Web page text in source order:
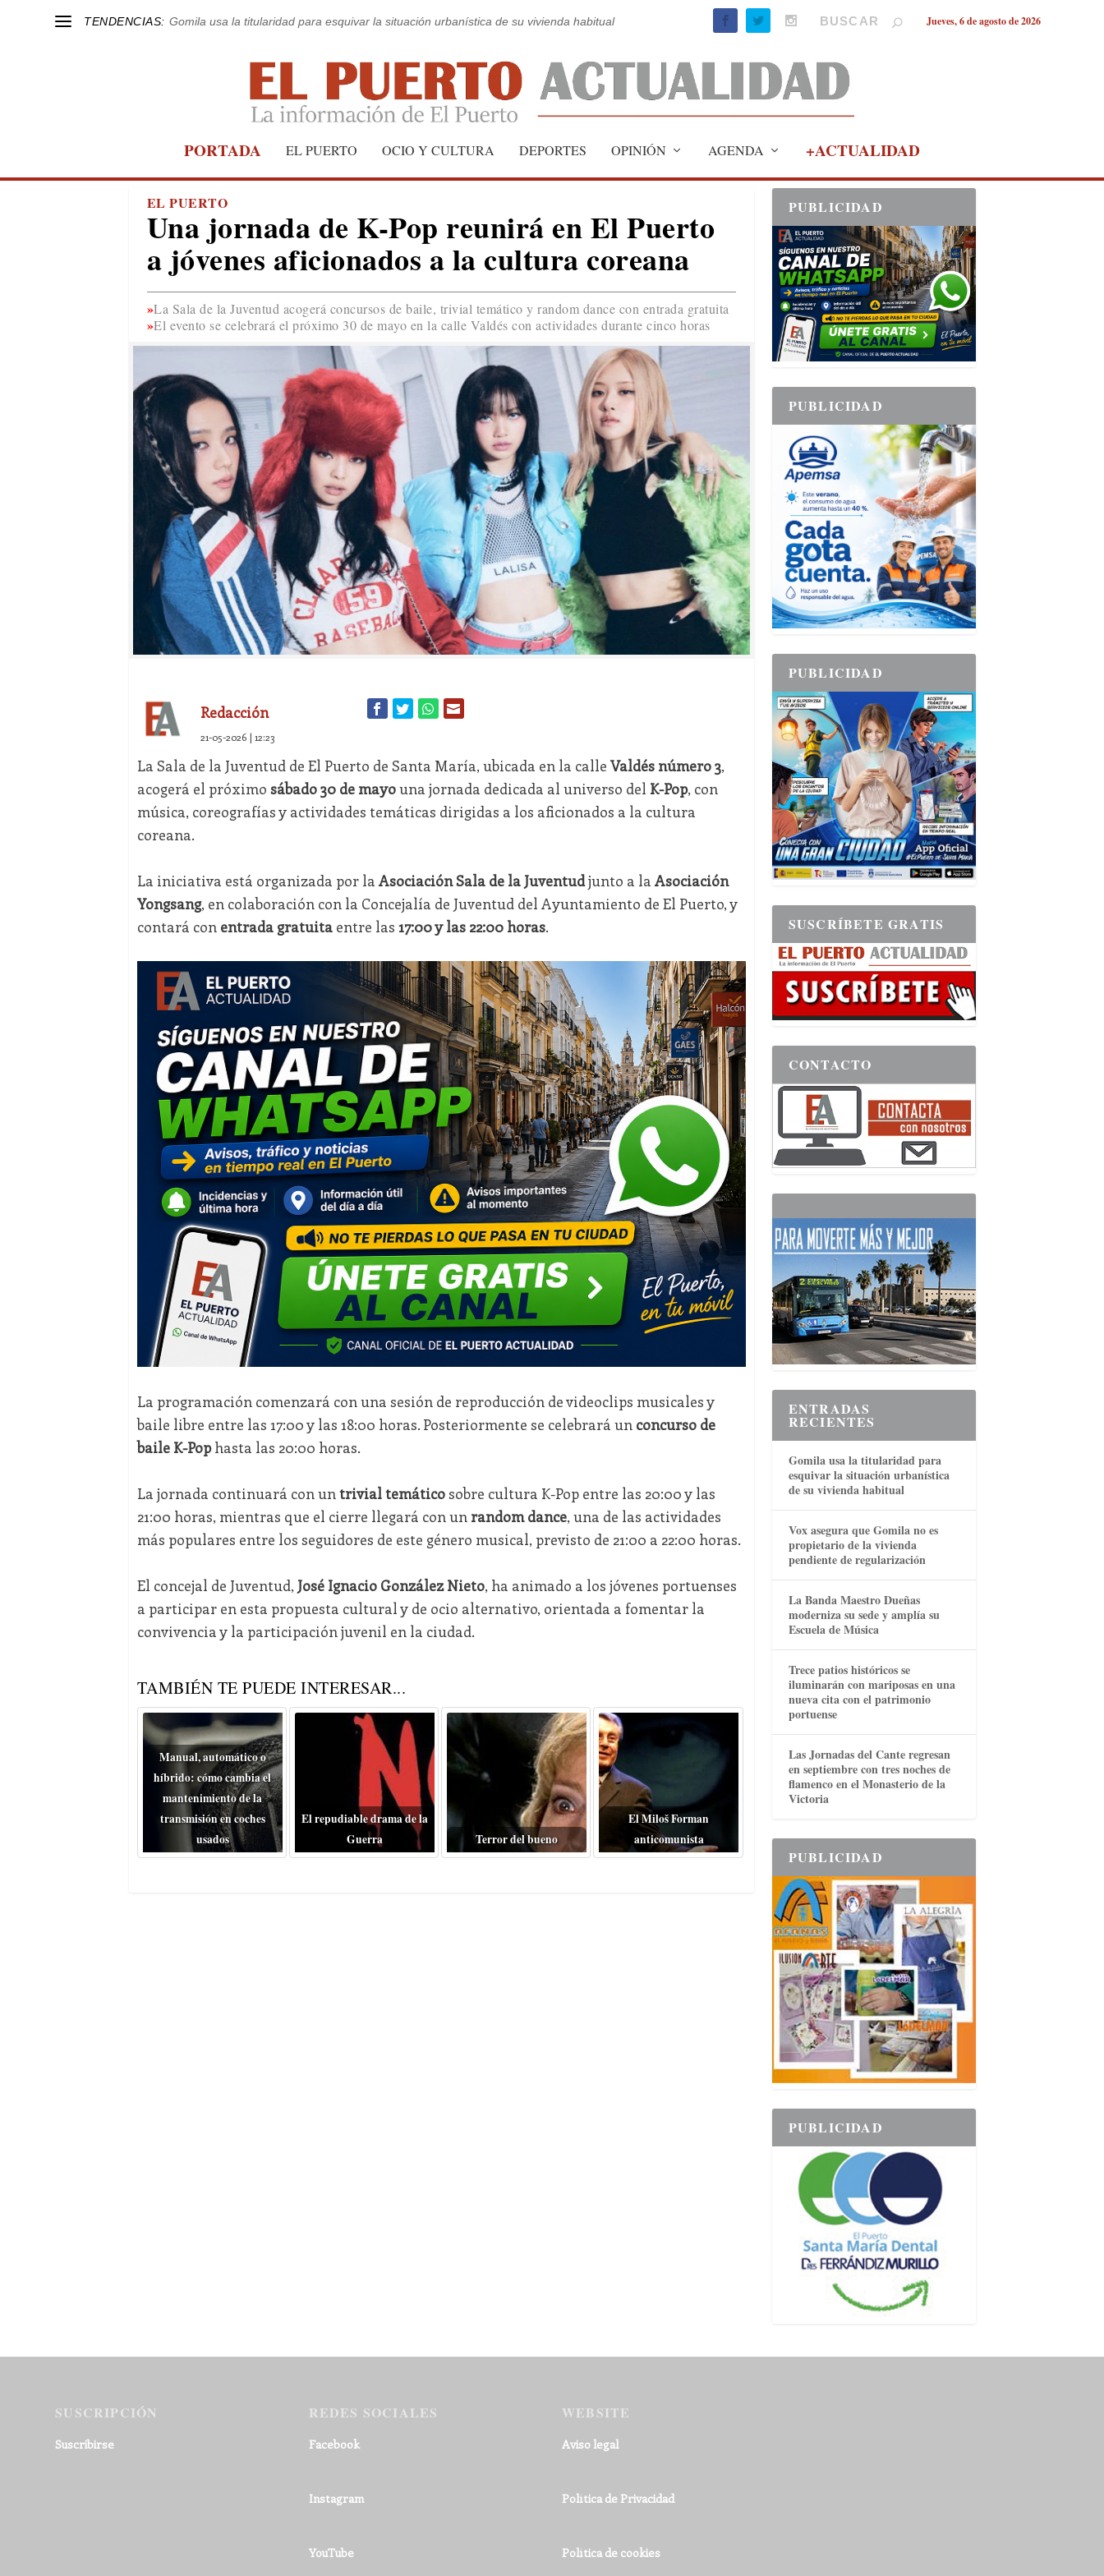
TENDENCIAS: Gomila usa la titularidad para esquivar la situación urbanística de su vivienda habitual Jueves, 6 de agosto de 2026
PORTADA EL PUERTO OCIO Y CULTURA DEPORTES OPINIÓN AGENDA +ACTUALIDAD
EL PUERTO
Una jornada de K-Pop reunirá en El Puerto
a jóvenes aficionados a la cultura coreana
La Sala de la Juventud acogerá concursos de baile, trivial temático y random dance con entrada gratuita
El evento se celebrará el próximo 30 de mayo en la calle Valdés con actividades durante cinco horas
Redacción
21-05-2026 | 12:23
La Sala de la Juventud de El Puerto de Santa María, ubicada en la calle Valdés número 3,
acogerá el próximo sábado 30 de mayouna jornada dedicada al universo del K-Pop, con
música, coreografías y actividades temáticas dirigidas a los aficionados a la cultura
coreana.
La iniciativa está organizada por la Asociación Sala de la Juventudjunto a la Asociación
Yongsang, en colaboración con la Concejalía de Juventud del Ayuntamiento de El Puerto, y
contará con entrada gratuitaentre las 17:00 y las 22:00 horas.
La programación comenzará con una sesión de reproducción de videoclips musicales y
baile libre entre las 17:00 y las 18:00 horas. Posteriormente se celebrará un concurso de
baile K-Pophasta las 20:00 horas.
La jornada continuará con un trivial temáticosobre cultura K-Pop entre las 20:00 y las
21:00 horas, mientras que el cierre llegará con un random dance, una de las actividades
más populares entre los seguidores de este género musical, previsto de 21:00 a 22:00 horas.
El concejal de Juventud, José Ignacio González Nieto, ha animado a los jóvenes portuenses
a participar en esta propuesta cultural y de ocio alternativo, orientada a fomentar la
convivencia y la participación juvenil en la ciudad.
TAMBIÉN TE PUEDE INTERESAR...
Manual, automático o
híbrido: cómo cambia el
mantenimiento de la
transmisión en coches
usados
El repudiable drama de la
Guerra
Terror del bueno
El Miloš Forman
anticomunista
PUBLICIDAD
PUBLICIDAD
PUBLICIDAD
SUSCRÍBETE GRATIS
CONTACTO
ENTRADAS
RECIENTES
Gomila usa la titularidad para
esquivar la situación urbanística
de su vivienda habitual
Vox asegura que Gomila no es
propietario de la vivienda
pendiente de regularización
La Banda Maestro Dueñas
moderniza su sede y amplía su
Escuela de Música
Trece patios históricos se
iluminarán con mariposas en una
nueva cita con el patrimonio
portuense
Las Jornadas del Cante regresan
en septiembre con tres noches de
flamenco en el Monasterio de la
Victoria
PUBLICIDAD
PUBLICIDAD
SUSCRIPCIÓN
Suscribirse
REDES SOCIALES
Facebook
Instagram
YouTube
WEBSITE
Aviso legal
Política de Privacidad
Política de cookies